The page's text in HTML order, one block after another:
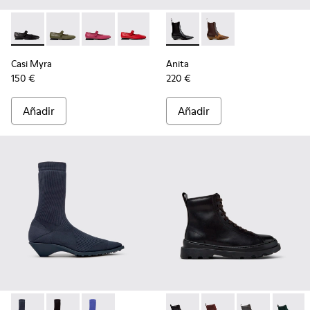
Casi Myra - K201629-001 - Zapatos negros de piel para
Casi Myra - K201629-017
Casi Myra - K201629-016 - Zapatos de piel
Casi Myra - K201629-014
Casi Myra - K201629-010
Casi Myra - K201629-
Casi Myra
150 €
Añadir
Anita - K400840-001 -
Anita - K400840-002
Anita
220 €
Añadir